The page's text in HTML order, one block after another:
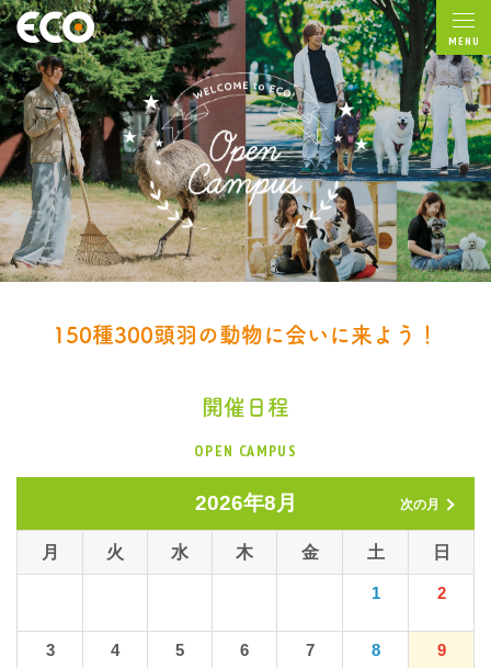
MENU
150種300頭羽の動物に会いに来よう！
開催日程
OPEN CAMPUS
2026年8月
月 火 水 木 金 土 日
1 2
3 4 5 6 7 8 9
次の月